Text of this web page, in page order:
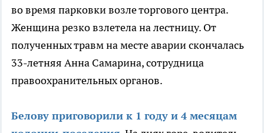
во время парковки возле торгового центра.
Женщина резко взлетела на лестницу. От
полученных травм на месте аварии скончалась
33-летняя Анна Самарина, сотрудница
правоохранительных органов.
Белову приговорили к 1 году и 4 месяцам